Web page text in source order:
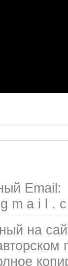
Email:
m a i l .
на